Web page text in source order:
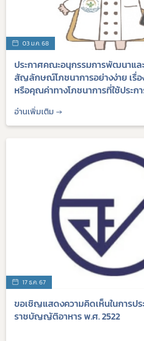
03 ม.ค. 68
ประกาศคณะอนุกรรมการพัฒนาแล
สัญลักษณ์โภชนาการอย่างง่าย เรื่อ
หรือคุณค่าทางโภชนาการที่ใช้ประก
การแสดงสัญลักษณ์โภชนาการ "ทา
อาหารแต่ละกลุ่ม (ฉบับที่ 3)
อ่านเพิ่มเติม →
17 ธ.ค. 67
ขอเชิญแสดงความคิดเห็นในการป
ราชบัญญัติอาหาร พ.ศ. 2522